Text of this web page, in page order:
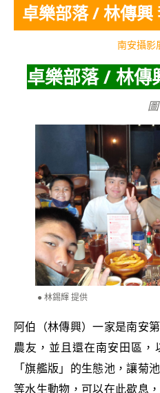
卓樂部落 / 林傳興
南安攝影
卓樂部落 / 林傳
林錫輝 提供
阿伯（林傳興）一家是南安
農友，並且還在南安田區，
「旗艦版」的生態池，讓菊
等水生動物，可以在此歇息